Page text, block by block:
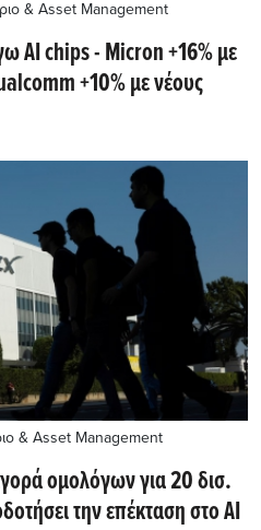
& Asset Management
AI chips - Micron +16% με
+10% με νέους
& Asset Management
ομολόγων για 20 δισ.
την επέκταση στο AI